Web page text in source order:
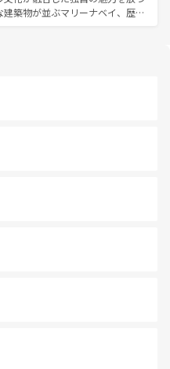
資源が、訪れる旅人を魅了し続
まで、香港を存分に楽しみ尽く
築物が並ぶマリーナベイ、歴史
情を楽しめる外せないスポット